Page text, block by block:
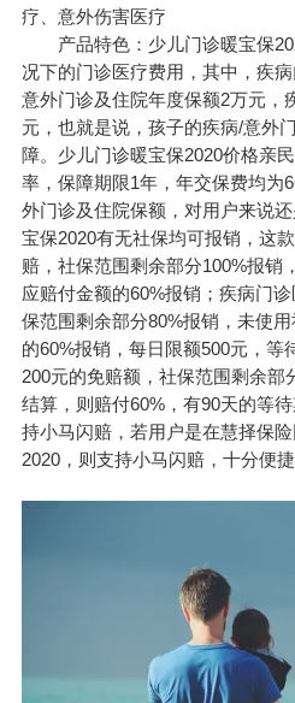
疗、意外伤害医疗
产品特色：少儿门诊暖宝保
况下的门诊医疗费用，其中，疾
意外门诊及住院年度保额2万元，
元，也就是说，孩子的疾病/意外
障。少儿门诊暖宝保2020价格亲
率，保障期限1年，年交保费均为
外门诊及住院保额，对用户来说
宝保2020有无社保均可报销，这
赔，社保范围剩余部分100%报销
应赔付金额的60%报销；疾病门
保范围剩余部分80%报销，未使
的60%报销，每日限额500元，等
200元的免赔额，社保范围剩余部
结算，则赔付60%，有90天的等
持小马闪赔，若用户是在慧择保
2020，则支持小马闪赔，十分便捷